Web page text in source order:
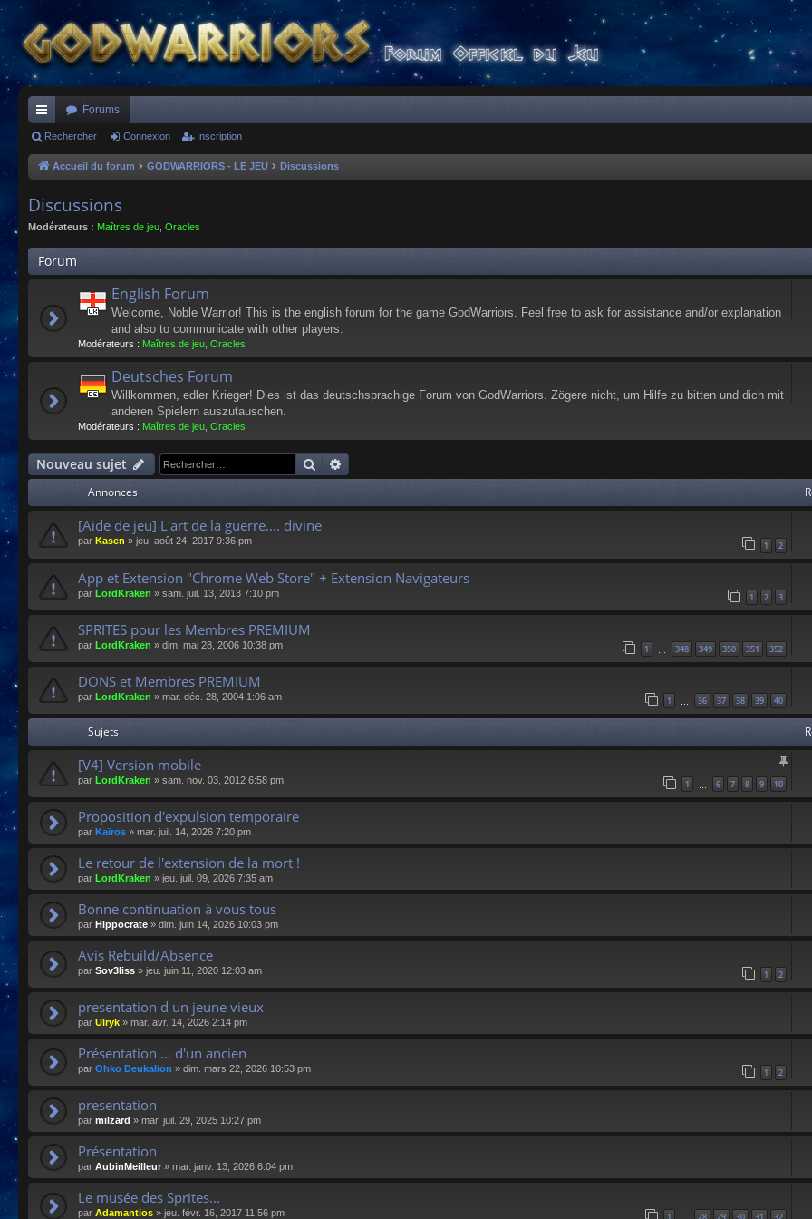
ac
co
s
Forums
Rechercher Connexion Inscription
Accueil du forum GODWARRIORS - LE JEU Discussions
Discussions
Modérateurs : Maîtres de jeu Oracles
Forum
English Forum
Welcome, Noble Warrior! This is the english forum for the game GodWarriors. Feel free to ask for assistance and/or explanation
and also to communicate with other players.
Modérateurs : Maîtres de jeu, Oracles
Deutsches Forum
Willkommen, edler Krieger! Dies ist das deutschsprachige Forum von GodWarriors. Zögere nicht, um Hilfe zu bitten und dich mit
anderen Spielern auszutauschen.
Modérateurs : Maîtres de jeu, Oracles
Nouveau sujet Rechercher
Annonces
[Aide de jeu] L'art de la guerre.... divine
par Kasen » jeu. août 24, 2017 9:36 pm 1 2
App et Extension "Chrome Web Store" + Extension Navigateurs
par LordKraken » sam. juil. 13, 2013 7:10 pm 1 2 3
SPRITES pour les Membres PREMIUM
par LordKraken » dim. mai 28, 2006 10:38 pm 1 348 349 350 351 352
DONS et Membres PREMIUM
par LordKraken » mar. déc. 28, 2004 1:06 am 1 36 37 38 39 40
Sujets
[V4] Version mobile
par LordKraken » sam. nov. 03, 2012 6:58 pm 1 6 7 8 9 10
Proposition d'expulsion temporaire
par Kaïros » mar. juil. 14, 2026 7:20 pm
Le retour de l'extension de la mort !
par LordKraken » jeu. juil. 09, 2026 7:35 am
Bonne continuation à vous tous
par Hippocrate » dim. juin 14, 2026 10:03 pm
Avis Rebuild/Absence
par Sov3liss » jeu. juin 11, 2020 12:03 am 1 2
presentation d un jeune vieux
par Ulryk » mar. avr. 14, 2026 2:14 pm
Présentation ... d'un ancien
par Ohko Deukalion » dim. mars 22, 2026 10:53 pm 1 2
presentation
par milzard » mar. juil. 29, 2025 10:27 pm
Présentation
par AubinMeilleur » mar. janv. 13, 2026 6:04 pm
Le musée des Sprites...
par Adamantios » jeu. févr. 16, 2017 11:56 pm